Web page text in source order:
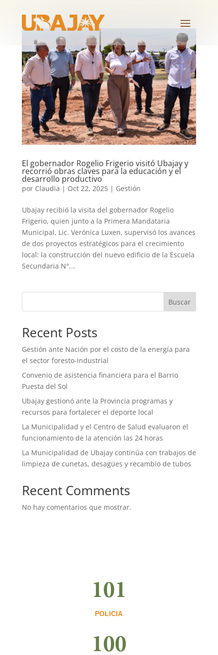
El gobernador Rogelio Frigerio visitó Ubajay y
recorrió obras claves para la educación y el
desarrollo productivo
por Claudia | Oct 22, 2025| Gestión
Ubajay recibió la visita del gobernador Rogelio
Frigerio, quien junto a la Primera Mandataria
Municipal, Lic. Verónica Luxen, supervisó los avances
de dos proyectos estratégicos para el crecimiento
local: la construcción del nuevo edificio de la Escuela
Secundaria N°...
Buscar
Recent Posts
Gestión ante Nación por el costo de la energía para
el sector foresto-industrial
Convenio de asistencia financiera para el Barrio
Puesta del Sol
Ubajay gestionó ante la Provincia programas y
recursos para fortalecer el deporte local
La Municipalidad y el Centro de Salud evaluaron el
funcionamiento de la atención las 24 horas
La Municipalidad de Ubajay continúa con trabajos de
limpieza de cunetas, desagües y recambio de tubos
Recent Comments
No hay comentarios que mostrar.
101
POLICIA
100